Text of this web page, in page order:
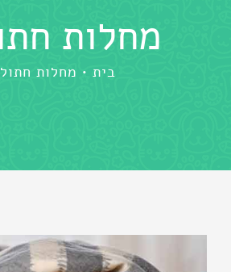
מחלות
בית מחלות